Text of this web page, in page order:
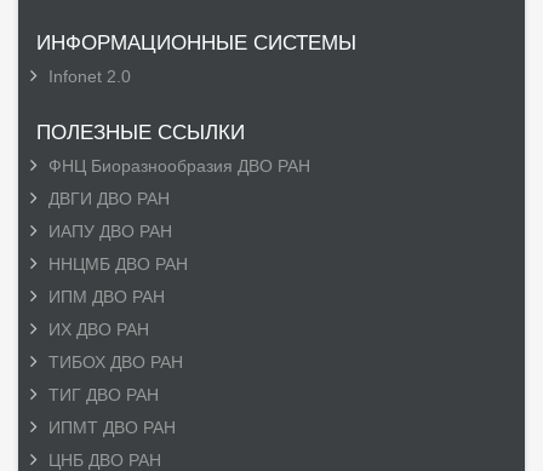
ИНФОРМАЦИОННЫЕ СИСТЕМЫ
Infonet 2.0
ПОЛЕЗНЫЕ ССЫЛКИ
ФНЦ Биоразнообразия ДВО РАН
ДВГИ ДВО РАН
ИАПУ ДВО РАН
ННЦМБ ДВО РАН
ИПМ ДВО РАН
ИХ ДВО РАН
ТИБОХ ДВО РАН
ТИГ ДВО РАН
ИПМТ ДВО РАН
ЦНБ ДВО РАН